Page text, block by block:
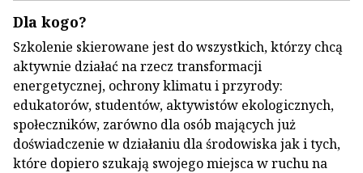
Dla kogo?
Szkolenie skierowane jest do wszystkich, którzy chcą
aktywnie działać na rzecz transformacji
energetycznej, ochrony klimatu i przyrody:
edukatorów, studentów, aktywistów ekologicznych,
społeczników, zarówno dla osób mających już
doświadczenie w działaniu dla środowiska jak i tych,
które dopiero szukają swojego miejsca w ruchu na